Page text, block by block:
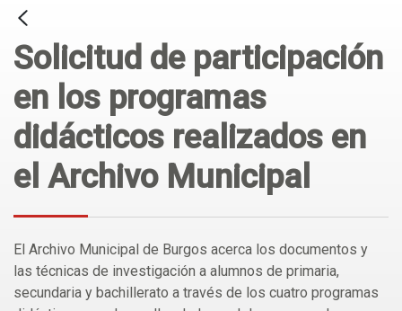
Solicitud de participación
en los programas
didácticos realizados en
el Archivo Municipal
El Archivo Municipal de Burgos acerca los documentos y
las técnicas de investigación a alumnos de primaria,
secundaria y bachillerato a través de los cuatro programas